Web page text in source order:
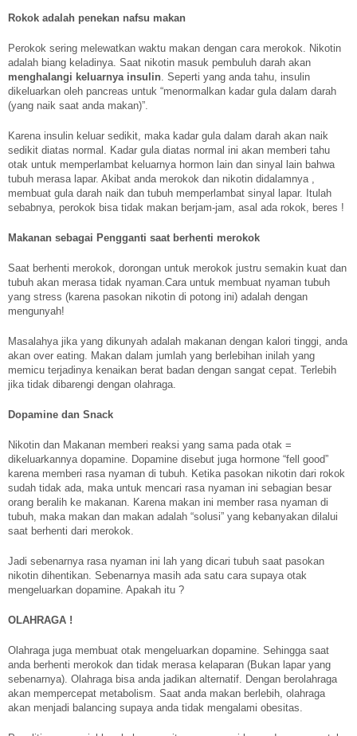
Rokok adalah penekan nafsu makan
Perokok sering melewatkan waktu makan dengan cara merokok. Nikotin
adalah biang keladinya. Saat nikotin masuk pembuluh darah akan
menghalangi keluarnya insulin. Seperti yang anda tahu, insulin
dikeluarkan oleh pancreas untuk “menormalkan kadar gula dalam darah
(yang naik saat anda makan)”.
Karena insulin keluar sedikit, maka kadar gula dalam darah akan naik
sedikit diatas normal. Kadar gula diatas normal ini akan memberi tahu
otak untuk memperlambat keluarnya hormon lain dan sinyal lain bahwa
tubuh merasa lapar. Akibat anda merokok dan nikotin didalamnya ,
membuat gula darah naik dan tubuh memperlambat sinyal lapar. Itulah
sebabnya, perokok bisa tidak makan berjam-jam, asal ada rokok, beres !
Makanan sebagai Pengganti saat berhenti merokok
Saat berhenti merokok, dorongan untuk merokok justru semakin kuat dan
tubuh akan merasa tidak nyaman.Cara untuk membuat nyaman tubuh
yang stress (karena pasokan nikotin di potong ini) adalah dengan
mengunyah!
Masalahya jika yang dikunyah adalah makanan dengan kalori tinggi, anda
akan over eating. Makan dalam jumlah yang berlebihan inilah yang
memicu terjadinya kenaikan berat badan dengan sangat cepat. Terlebih
jika tidak dibarengi dengan olahraga.
Dopamine dan Snack
Nikotin dan Makanan memberi reaksi yang sama pada otak =
dikeluarkannya dopamine. Dopamine disebut juga hormone “fell good”
karena memberi rasa nyaman di tubuh. Ketika pasokan nikotin dari rokok
sudah tidak ada, maka untuk mencari rasa nyaman ini sebagian besar
orang beralih ke makanan. Karena makan ini member rasa nyaman di
tubuh, maka makan dan makan adalah “solusi” yang kebanyakan dilalui
saat berhenti dari merokok.
Jadi sebenarnya rasa nyaman ini lah yang dicari tubuh saat pasokan
nikotin dihentikan. Sebenarnya masih ada satu cara supaya otak
mengeluarkan dopamine. Apakah itu ?
OLAHRAGA !
Olahraga juga membuat otak mengeluarkan dopamine. Sehingga saat
anda berhenti merokok dan tidak merasa kelaparan (Bukan lapar yang
sebenarnya). Olahraga bisa anda jadikan alternatif. Dengan berolahraga
akan mempercepat metabolism. Saat anda makan berlebih, olahraga
akan menjadi balancing supaya anda tidak mengalami obesitas.